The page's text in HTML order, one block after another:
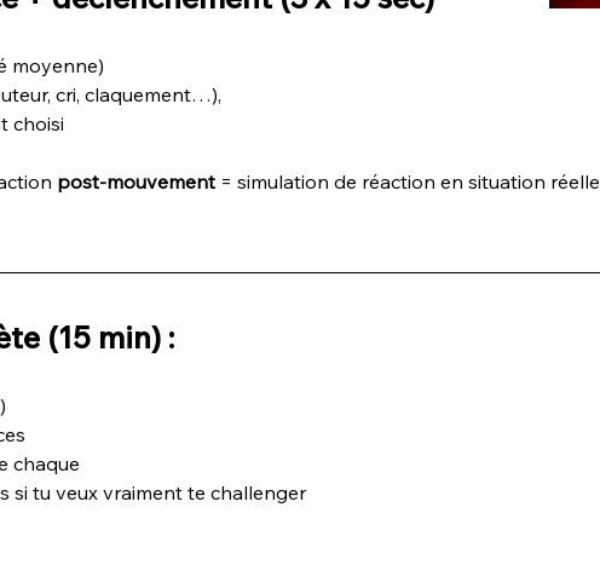
moyenne)
cri, claquement…),
choisi
post-mouvement = simulation de réaction en situation réelle
(15 min) :
chaque
si tu veux vraiment te challenger